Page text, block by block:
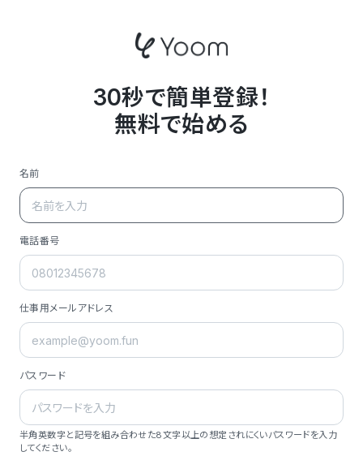
30秒で簡単登録！
無料で始める
名前
電話番号
仕事用メールアドレス
パスワード
半角英数字と記号を組み合わせた8文字以上の想定されにくいパスワードを入力
してください。